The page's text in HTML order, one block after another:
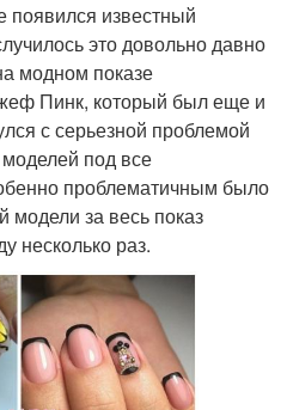
появился известный
это довольно давно
модном показе
Пинк, который был еще и
с серьезной проблемой
под все
проблематичным было
модели за весь показ
несколько раз.